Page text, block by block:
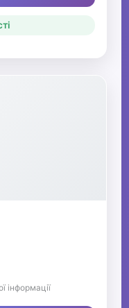
інформації